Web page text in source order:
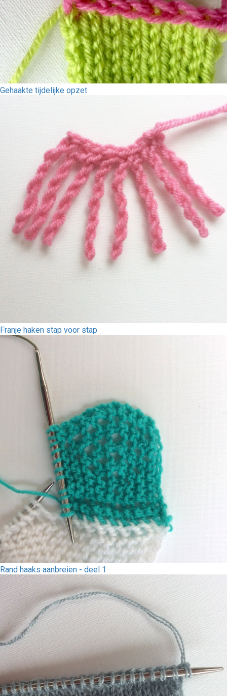
Gehaakte tijdelijke opzet
Franje haken stap voor stap
Rand haaks aanbreien - deel 1